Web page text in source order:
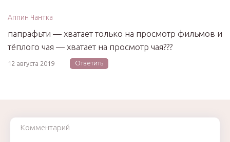
Аппин Чантка
папрафьти — хватает только на просмотр фильмов и
тёплого чая — хватает на просмотр чая???
12 августа 2019 Ответить
Комментарий